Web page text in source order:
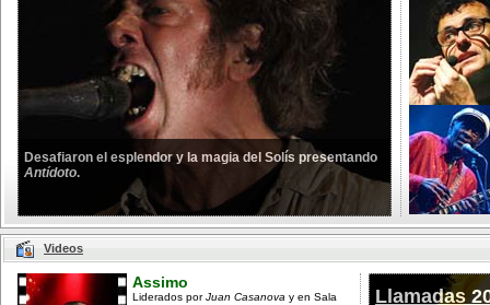
Desafiaron el esplendor y la magia del Solís presentando
Antídoto.
Videos
Assimo
Liderados porJuan Casanova y en Sala
Llamadas